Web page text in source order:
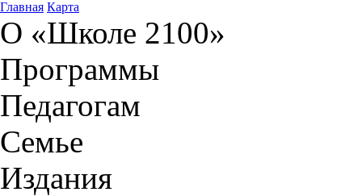
Главная Карта
О «Школе 2100»
Программы
Педагогам
Семье
Издания